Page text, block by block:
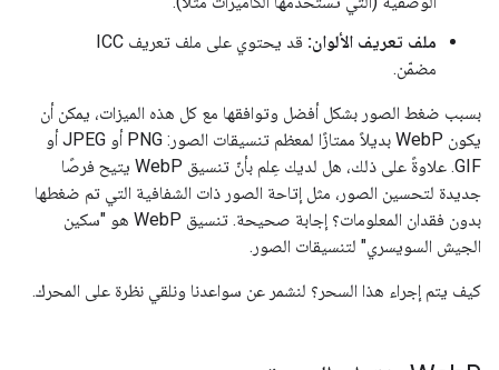
ملف تعريف الألوان:
قد يحتوي على ملف تعريف ICC
مضمّن.
بسبب ضغط الصور بشكل أفضل وتوافقها مع كل هذه الميزات، يمكن أن
يكون WebP بديلاً ممتازًا لمعظم تنسيقات الصور: PNG أو JPEG أو
GIF. علاوةً على ذلك، هل لديك عِلم بأنّ تنسيق WebP يتيح فرصًا
جديدة لتحسين الصور، مثل إتاحة الصور ذات الشفافية التي تم ضغطها
بدون فقدان المعلومات؟ إجابة صحيحة. تنسيق WebP هو "سكين
الجيش السويسري" لتنسيقات الصور.
كيف يتم إجراء هذا السحر؟ لنشمر عن سواعدنا ونلقي نظرة على المحرك.